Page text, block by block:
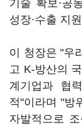
기술 확보·공
성장·수출 지
이 청장은 "우
고 K-방산의
계기업과 협
적"이라며 "방
자발적으로